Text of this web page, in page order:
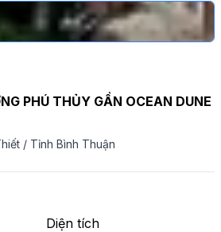
PHÚ THỦY GẦN OCEAN DUNE
/ Tỉnh Bình Thuận
Diện tích